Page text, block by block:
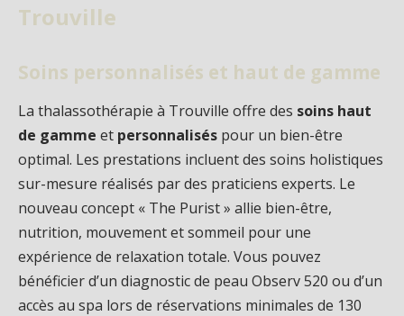
Trouville
Soins personnalisés et haut de gamme
La thalassothérapie à Trouville offre des soins haut
de gamme et personnalisés pour un bien-être
optimal. Les prestations incluent des soins holistiques
sur-mesure réalisés par des praticiens experts. Le
nouveau concept « The Purist » allie bien-être,
nutrition, mouvement et sommeil pour une
expérience de relaxation totale. Vous pouvez
bénéficier d’un diagnostic de peau Observ 520 ou d’un
accès au spa lors de réservations minimales de 130